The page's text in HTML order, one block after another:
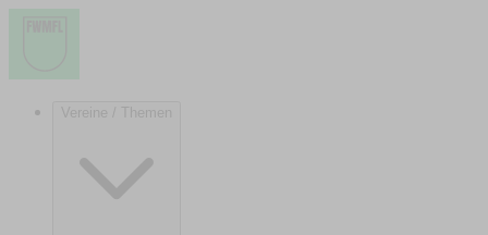
Vereine / Themen